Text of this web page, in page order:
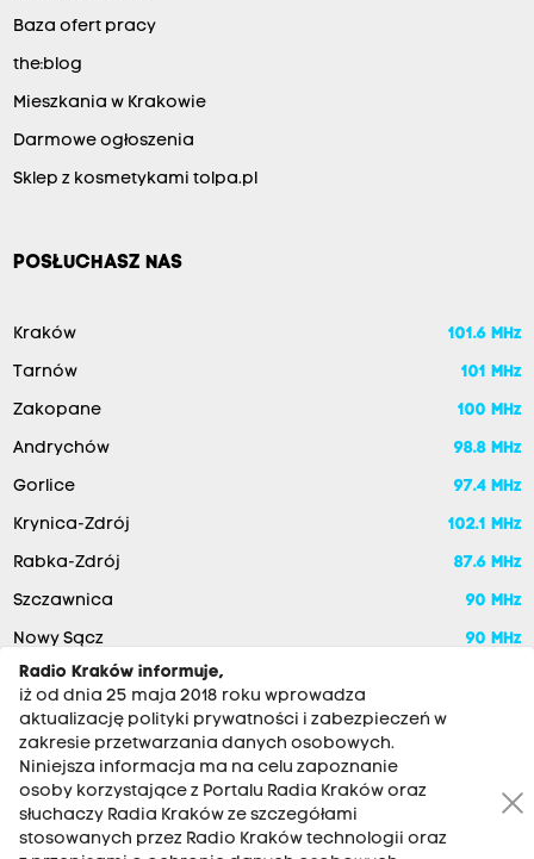
Baza ofert pracy
the:blog
Mieszkania w Krakowie
Darmowe ogłoszenia
Sklep z kosmetykami tolpa.pl
POSŁUCHASZ NAS
Kraków 101.6 MHz
Tarnów 101 MHz
Zakopane 100 MHz
Andrychów 98.8 MHz
Gorlice 97.4 MHz
Krynica-Zdrój 102.1 MHz
Rabka-Zdrój 87.6 MHz
Szczawnica 90 MHz
Nowy Sącz 90 MHz
Radio Kraków informuje,
iż od dnia 25 maja 2018 roku wprowadza
aktualizację polityki prywatności i zabezpieczeń w
zakresie przetwarzania danych osobowych.
Niniejsza informacja ma na celu zapoznanie
osoby korzystające z Portalu Radia Kraków oraz
słuchaczy Radia Kraków ze szczegółami
stosowanych przez Radio Kraków technologii oraz